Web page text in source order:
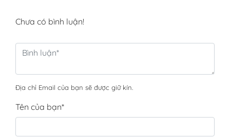
Chưa có bình luận!
Địa chỉ Email của bạn sẽ được giữ kín.
Tên của bạn*